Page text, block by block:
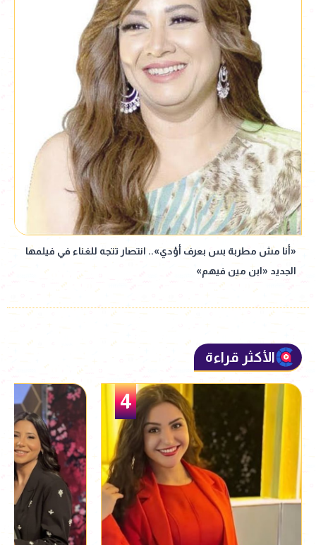
«أنا مش مطربة بس بعرف أؤدي».. انتصار تتجه للغناء في فيلمها
الجديد «ابن مين فيهم»
الأكثر قراءة
5